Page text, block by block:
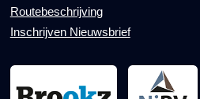
Routebeschrijving
Inschrijven Nieuwsbrief